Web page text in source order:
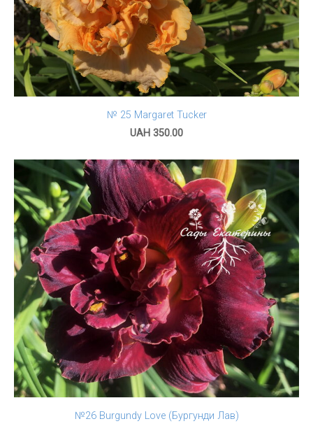
№ 25 Margaret Tucker
UAH 350.00
№26 Burgundy Love (Бургунди Лав)